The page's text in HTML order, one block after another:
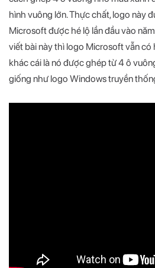
hình vuông lớn. Thực chất, logo này
Microsoft được hé lộ lần đầu vào
viết bài này thì logo Microsoft vẫn có
khác cái là nó được ghép từ 4 ô
giống như logo Windows truyền